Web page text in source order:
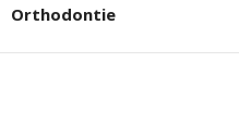
Orthodontie